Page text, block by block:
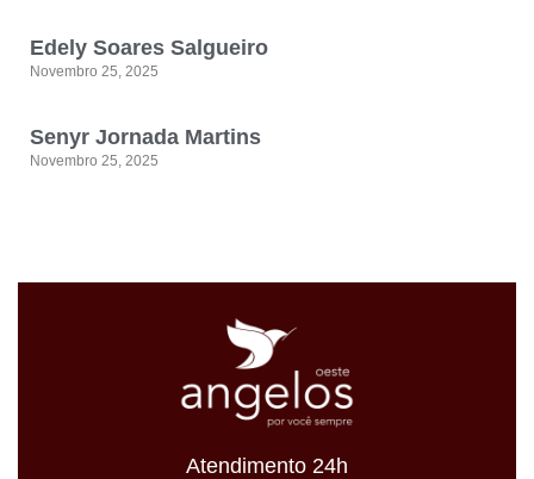
Edely Soares Salgueiro
Novembro 25, 2025
Senyr Jornada Martins
Novembro 25, 2025
Atendimento 24h